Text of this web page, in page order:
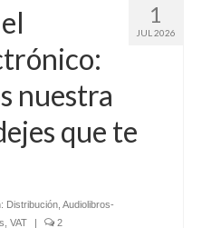
1
JUL 2026
nuestra
que te
Distribución Audiolibros-
VAT 2